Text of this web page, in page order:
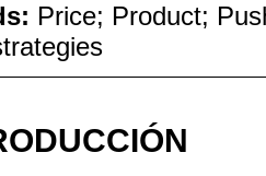
Price; Product;